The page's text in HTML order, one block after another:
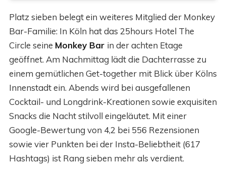
Platz sieben belegt ein weiteres Mitglied der Monkey
Bar-Familie: In Köln hat das 25hours Hotel The
Circle seine Monkey Bar in der achten Etage
geöffnet. Am Nachmittag lädt die Dachterrasse zu
einem gemütlichen Get-together mit Blick über Kölns
Innenstadt ein. Abends wird bei ausgefallenen
Cocktail- und Longdrink-Kreationen sowie exquisiten
Snacks die Nacht stilvoll eingeläutet. Mit einer
Google-Bewertung von 4,2 bei 556 Rezensionen
sowie vier Punkten bei der Insta-Beliebtheit (617
Hashtags) ist Rang sieben mehr als verdient.